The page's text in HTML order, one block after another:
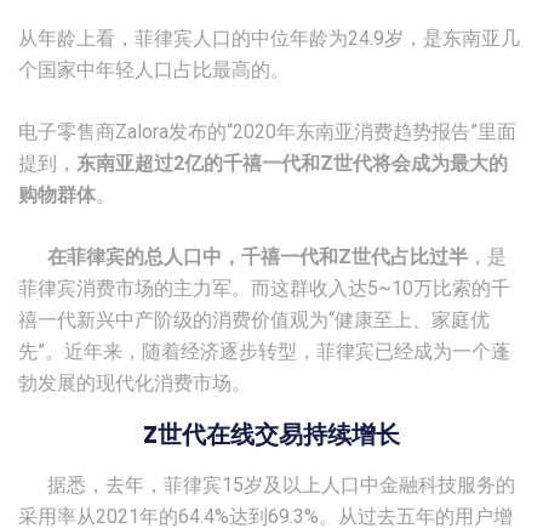
从年龄上看，菲律宾人口的中位年龄为24.9岁，是东南亚几
个国家中年轻人口占比最高的。
电子零售商Zalora发布的“2020年东南亚消费趋势报告”里面
提到， 东南亚超过2亿的千禧一代和Z世代将会成为最大的
购物群体。
在菲律宾的总人口中，千禧一代和Z世代占比过半 ，是
菲律宾消费市场的主力军。而这群收入达5~10万比索的千
禧一代新兴中产阶级的消费价值观为“健康至上、家庭优
先”。近年来，随着经济逐步转型，菲律宾已经成为一个蓬
勃发展的现代化消费市场。
Z世代在线交易持续增长
据悉，去年，菲律宾15岁及以上人口中金融科技服务的
采用率从2021年的64.4%达到69.3%。从过去五年的用户增